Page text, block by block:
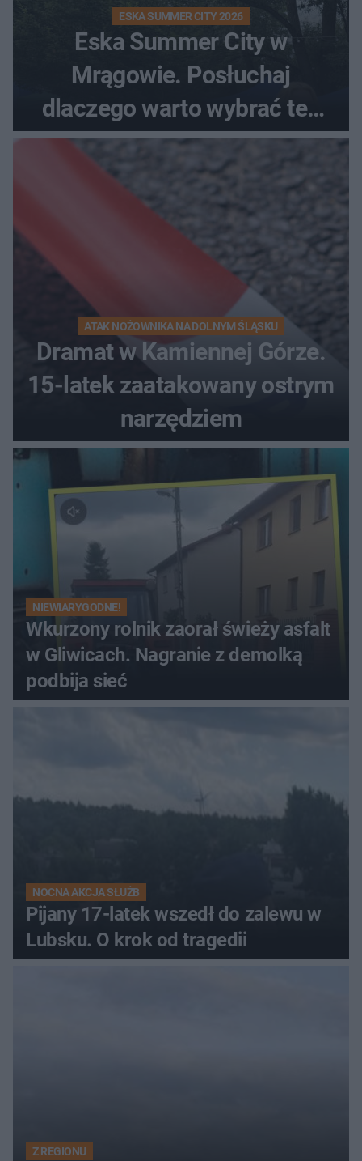
ESKA SUMMER CITY 2026
Eska Summer City w
Mrągowie. Posłuchaj
dlaczego warto wybrać ten
kierunek na urlop!
ATAK NOŻOWNIKA NA DOLNYM ŚLĄSKU
Dramat w Kamiennej Górze.
15-latek zaatakowany ostrym
narzędziem
NIEWIARYGODNE!
Wkurzony rolnik zaorał świeży asfalt
w Gliwicach. Nagranie z demolką
podbija sieć
NOCNA AKCJA SŁUŻB
Pijany 17-latek wszedł do zalewu w
Lubsku. O krok od tragedii
Z REGIONU